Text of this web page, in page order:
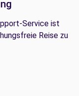
Service ist
Reise zu